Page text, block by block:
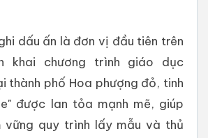
dấu ấn là đơn vị đầu tiên trên
khai chương trình giáo dục
thành phố Hoa phượng đỏ, tinh
được lan tỏa mạnh mẽ, giúp
vững quy trình lấy mẫu và thủ